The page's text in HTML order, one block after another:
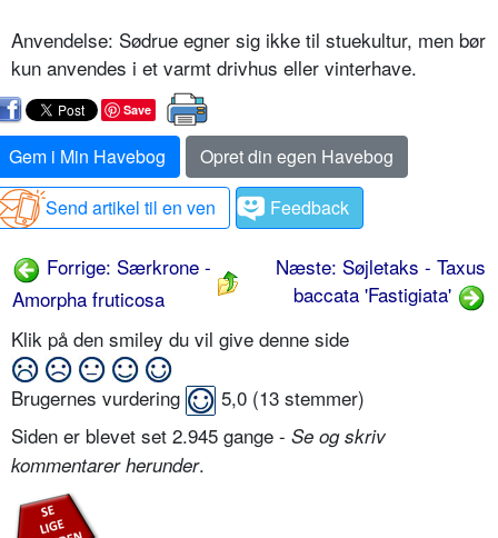
Anvendelse: Sødrue egner sig ikke til stuekultur, men bør
kun anvendes i et varmt drivhus eller vinterhave.
Save
Gem i Min Havebog
Opret din egen Havebog
Send artikel til en ven
Feedback
Forrige: Særkrone -
Amorpha fruticosa
Næste: Søjletaks - Taxus
baccata 'Fastigiata'
Klik på den smiley du vil give denne side
Brugernes vurdering 5,0 (13 stemmer)
Siden er blevet set 2.945 gange - Se og skriv
kommentarer herunder.